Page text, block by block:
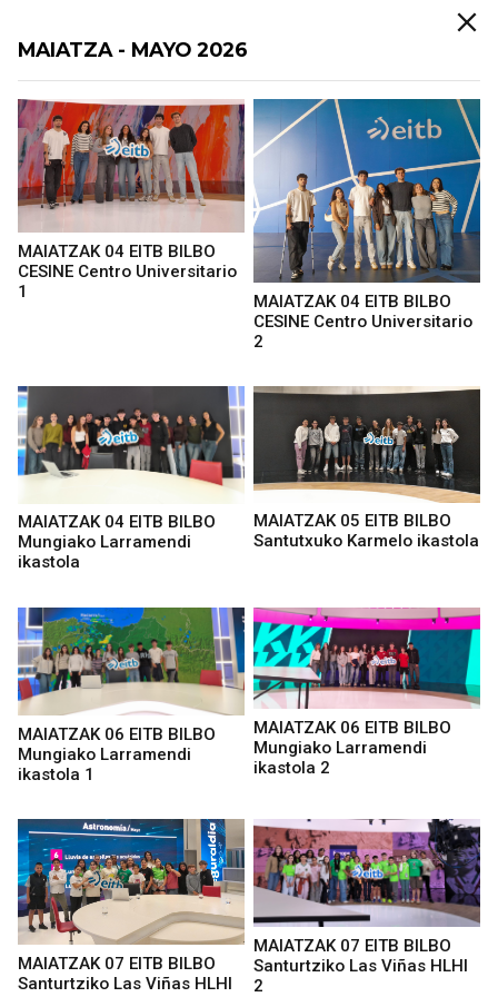
MAIATZA - MAYO 2026
MAIATZAK 04 EITB BILBO
CESINE Centro Universitario
1
MAIATZAK 04 EITB BILBO
CESINE Centro Universitario
2
MAIATZAK 04 EITB BILBO
Mungiako Larramendi
ikastola
MAIATZAK 05 EITB BILBO
Santutxuko Karmelo ikastola
MAIATZAK 06 EITB BILBO
Mungiako Larramendi
ikastola 1
MAIATZAK 06 EITB BILBO
Mungiako Larramendi
ikastola 2
MAIATZAK 07 EITB BILBO
Santurtziko Las Viñas HLHI
MAIATZAK 07 EITB BILBO
Santurtziko Las Viñas HLHI
2